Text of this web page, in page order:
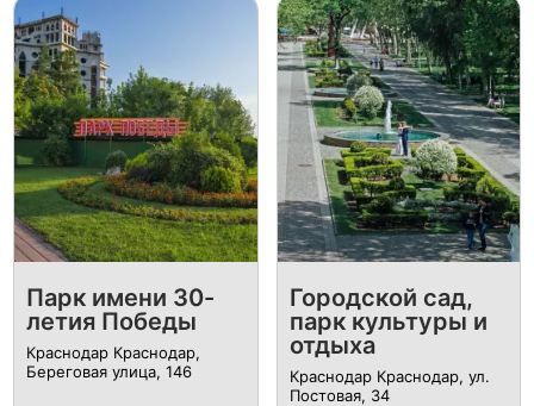
Парк имени 30-
летия Победы
Краснодар Краснодар,
Береговая улица, 146
Городской сад,
парк культуры и
отдыха
Краснодар Краснодар, ул.
Постовая, 34